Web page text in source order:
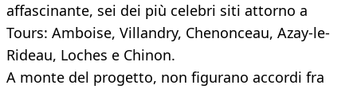
affascinante, sei dei più celebri siti attorno a
Tours: Amboise, Villandry, Chenonceau, Azay-le-
Rideau, Loches e Chinon.
A monte del progetto, non figurano accordi fra